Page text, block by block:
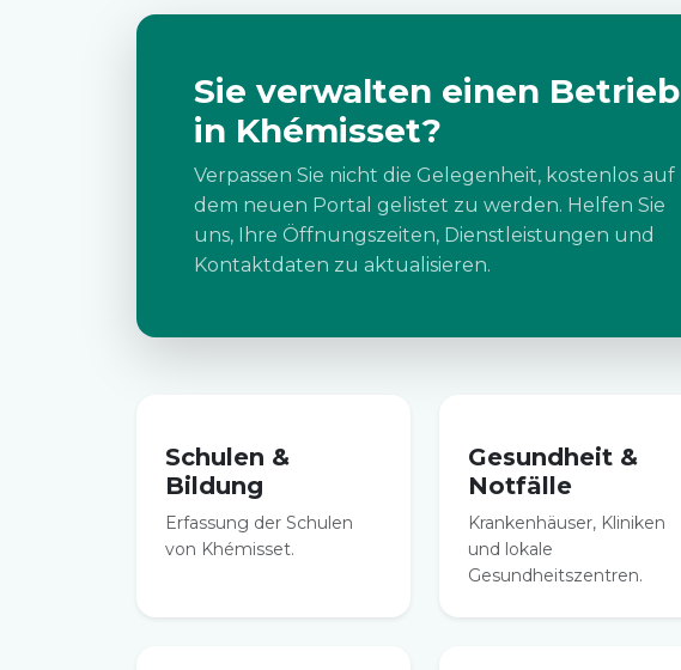
Sie verwalten einen Betrieb
in Khémisset?
Verpassen Sie nicht die Gelegenheit, kostenlos auf
dem neuen Portal gelistet zu werden. Helfen Sie
uns, Ihre Öffnungszeiten, Dienstleistungen und
Kontaktdaten zu aktualisieren.
Schulen &
Bildung
Erfassung der Schulen
von Khémisset.
Gesundheit &
Notfälle
Krankenhäuser, Kliniken
und lokale
Gesundheitszentren.